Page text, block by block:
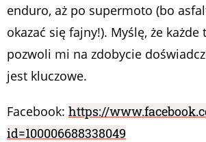
enduro, aż po supermoto (bo
okazać się fajny!). Myślę, że każde
pozwoli mi na zdobycie
jest kluczowe.
Facebook: https://
id=100006688338049